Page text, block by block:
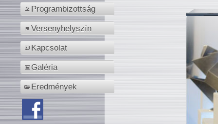
Programbizottság
Versenyhelyszín
Kapcsolat
Galéria
Eredmények